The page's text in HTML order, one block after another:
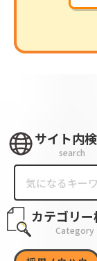
サイト内
search
カテゴリー
Category